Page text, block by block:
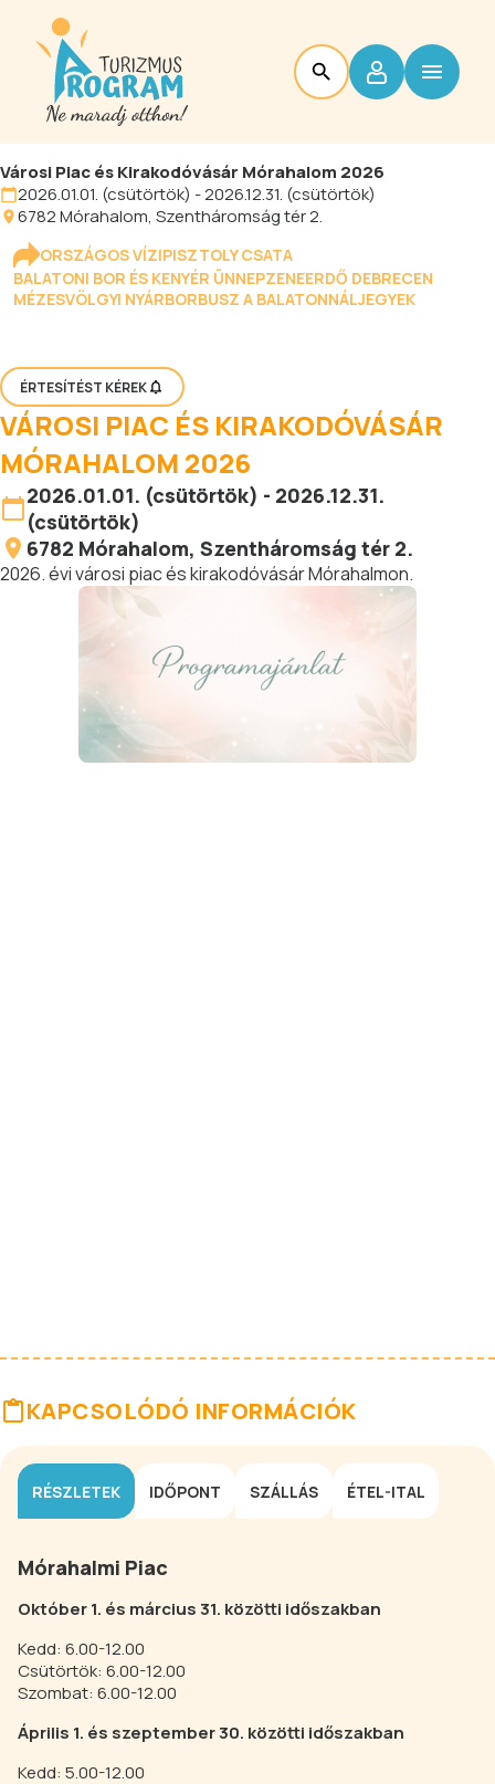
Városi Piac és Kirakodóvásár Mórahalom 2026
2026.01.01. (csütörtök) - 2026.12.31. (csütörtök)
6782Mórahalom, Szentháromság tér 2.
ORSZÁGOS VÍZIPISZTOLY CSATA
BALATONI BOR ÉS KENYÉR ÜNNEPZENEERDŐ DEBRECEN
MÉZESVÖLGYI NYÁRBORBUSZ A BALATONNÁLJEGYEK
ÉRTESÍTÉST KÉREK
VÁROSI PIAC ÉS KIRAKODÓVÁSÁR
MÓRAHALOM 2026
2026.01.01. (csütörtök) - 2026.12.31.
(csütörtök)
6782 Mórahalom, Szentháromság tér 2.
2026. évi városi piac és kirakodóvásár Mórahalmon.
KAPCSOLÓDÓ INFORMÁCIÓK
RÉSZLETEK IDŐPONT SZÁLLÁS ÉTEL-ITAL
Mórahalmi Piac
Október 1. és március 31. közötti időszakban
Kedd: 6.00-12.00
Csütörtök: 6.00-12.00
Szombat: 6.00-12.00
Április 1. és szeptember 30. közötti időszakban
Kedd: 5.00-12.00